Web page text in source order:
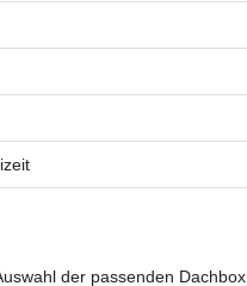
der passenden